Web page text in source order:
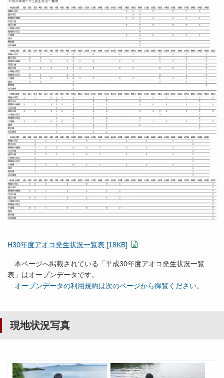
H30年度アオコ発生状況一覧表 [18KB]
本ページへ掲載されている「平成30年度アオコ発生状況一覧
表」はオープンデータです。
オープンデータの利用規約は次のページから御覧ください。
現地状況写真